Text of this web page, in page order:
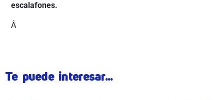
escalafones.
Â
Te puede interesar...